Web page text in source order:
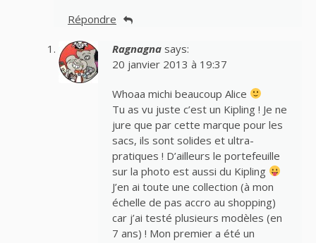
Répondre
Ragnagna says:
20 janvier 2013 à 19:37
Whoaa michi beaucoup Alice
Tu as vu juste c’est un Kipling ! Je ne
jure que par cette marque pour les
sacs, ils sont solides et ultra-
pratiques ! D’ailleurs le portefeuille
sur la photo est aussi du Kipling
J’en ai toute une collection (à mon
échelle de pas accro au shopping)
car j’ai testé plusieurs modèles (en
7 ans) ! Mon premier a été un